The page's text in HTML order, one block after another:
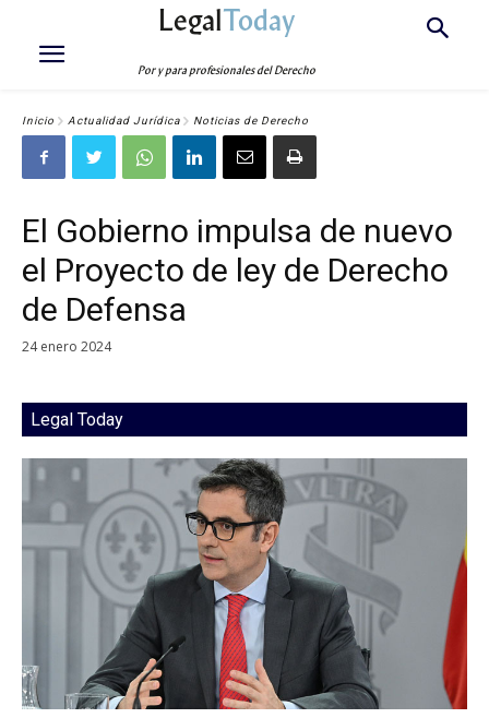
LegalToday
Por y para profesionales del Derecho
Inicio Actualidad Jurídica Noticias de Derecho
El Gobierno impulsa de nuevo
el Proyecto de ley de Derecho
de Defensa
24 enero 2024
Legal Today